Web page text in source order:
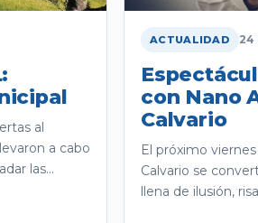
al
a cabo
las...
ACTUALIDAD 24
con Nano
Calvario
El próximo
Calvario se
llena de ilusión,